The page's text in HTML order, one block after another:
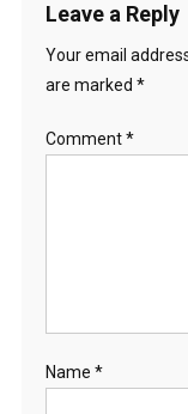
Leave a Reply
Your email
are marked *
Comment*
Name *